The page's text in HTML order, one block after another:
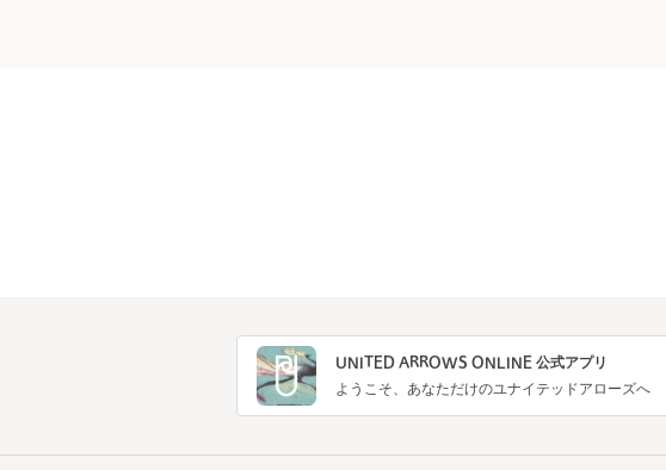
UNITED ARROWS ONLINE 公式アプリ
ようこそ、あなただけのユナイテッドアローズへ